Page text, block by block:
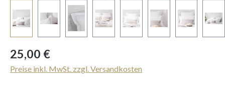
Regulärer Preis:
25,00 €
Preise inkl. MwSt. zzgl. Versandkosten